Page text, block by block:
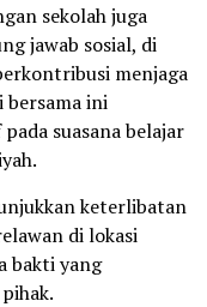
sekolah juga
jawab sosial, di
menjaga
bersama ini
suasana belajar
keterlibatan
di lokasi
bakti yang